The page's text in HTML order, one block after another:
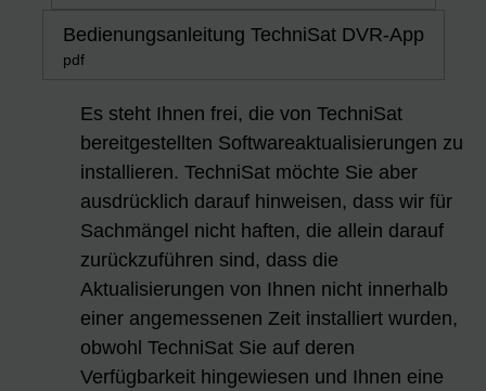
Bedienungsanleitung TechniSat DVR-App
pdf
Es steht Ihnen frei, die von TechniSat
bereitgestellten Softwareaktualisierungen zu
installieren. TechniSat möchte Sie aber
ausdrücklich darauf hinweisen, dass wir für
Sachmängel nicht haften, die allein darauf
zurückzuführen sind, dass die
Aktualisierungen von Ihnen nicht innerhalb
einer angemessenen Zeit installiert wurden,
obwohl TechniSat Sie auf deren
Verfügbarkeit hingewiesen und Ihnen eine